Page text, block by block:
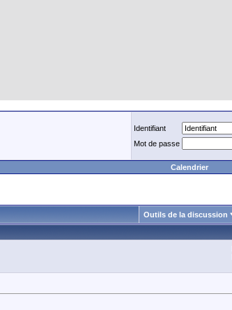
Identifiant
Mot de passe
Calendrier
Outils de la discussion